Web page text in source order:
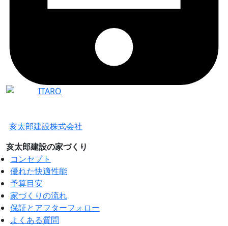
亥太郎建設株式会社
亥太郎建設の家づくり
コンセプト
優れた快適性能
予算目安
家づくりの流れ
保証とアフターフォロー
よくある質問